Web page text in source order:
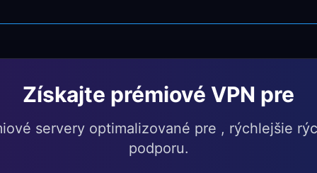
ste overili, že VPN funguje
amerických herných serverov
európske služby Xbox Live
Získajte prémiové VPN pre
servery optimalizované pre , rýchlejšie
podporu.